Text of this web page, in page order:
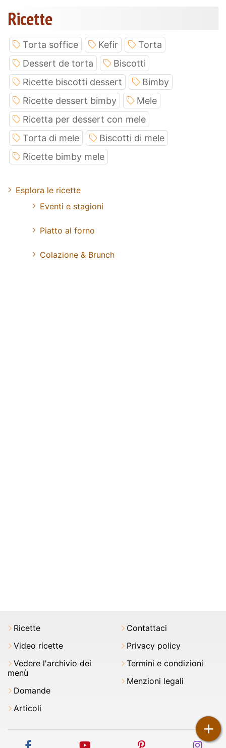
+
Ricette
Torta soffice Kefir
Torta
Dessert de torta
Biscotti
Ricette biscotti dessert
Bimby
Ricette dessert bimby
Mele
Ricetta per dessert con mele
Torta di mele
Biscotti di mele
Ricette bimby mele
Esplora le ricette
Eventi e stagioni
Piatto al forno
Colazione & Brunch
Ricette
Video ricette
Vedere l'archivio dei
menù
Domande
Articoli
Contattaci
Privacy policy
Termini e condizioni
Menzioni legali
facebook youtube pinterest